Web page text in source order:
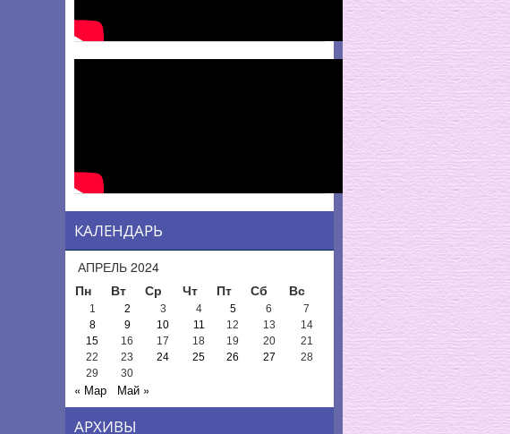
КАЛЕНДАРЬ
АПРЕЛЬ 2024
Пн
Вт Ср Чт Пт Сб Вс
1 2 3 4 5 6
7
8
9 10 11 12 13
14
15
16 17 18 19 20
21
22
23 24 25 26 27
28
29
30
« Мар Май »
АРХИВЫ